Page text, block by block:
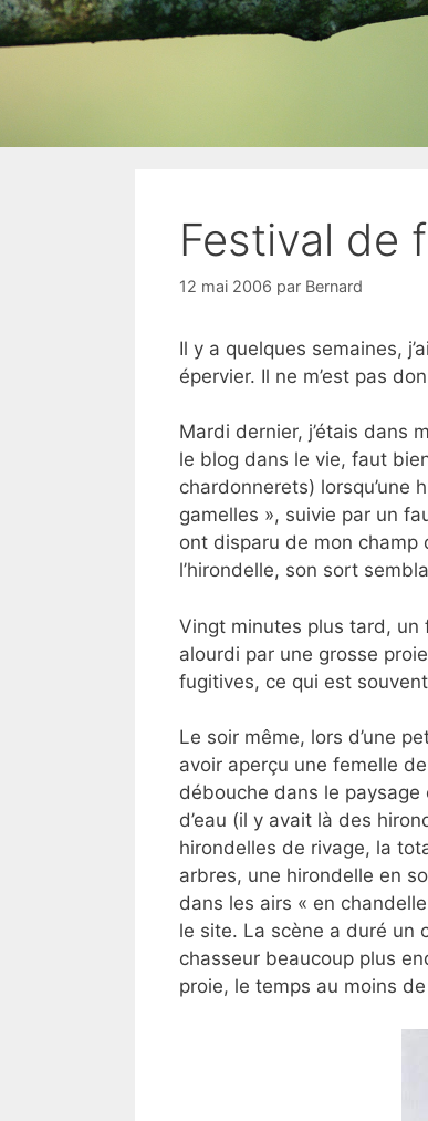
Festival de
12 mai 2006 par Bernard
Il y a quelques semaines,
épervier. Il ne m’est pas
Mardi dernier, j’étais dans
le blog dans le vie, faut
chardonnerets) lorsqu’une
gamelles », suivie par un
ont disparu de mon champ
l’hirondelle, son sort
Vingt minutes plus tard, un
alourdi par une grosse
fugitives, ce qui est
Le soir même, lors d’une
avoir aperçu une femelle
débouche dans le
d’eau (il y avait là des
hirondelles de rivage, la
arbres, une hirondelle en
dans les airs « en
le site. La scène a duré un
chasseur beaucoup plus
proie, le temps au moins